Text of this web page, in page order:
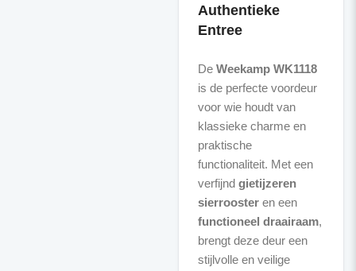
Authentieke
Entree
De Weekamp WK1118
is de perfecte voordeur
voor wie houdt van
klassieke charme en
praktische
functionaliteit. Met een
verfijnd gietijzeren
sierroosteren een
functioneel draairaam,
brengt deze deur een
stijlvolle en veilige